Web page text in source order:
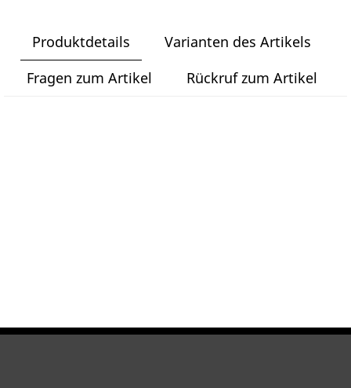
Produktdetails
Varianten des Artikels
Fragen zum Artikel
Rückruf zum Artikel